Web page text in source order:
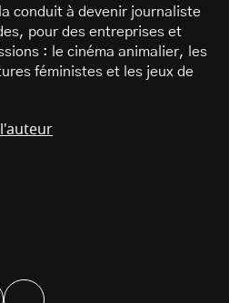
conduit à devenir journaliste
pour des entreprises et
: le cinéma animalier, les
féministes et les jeux de